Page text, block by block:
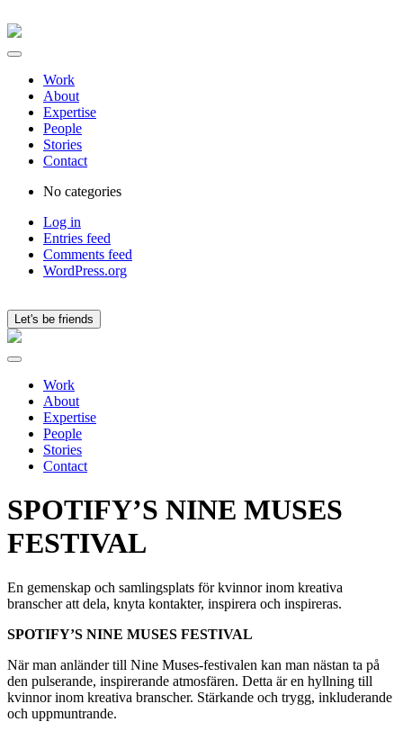
Work
About
Expertise
People
Stories
Contact
No categories
Log in
Entries feed
Comments feed
WordPress.org
Let's be friends
Work
About
Expertise
People
Stories
Contact
SPOTIFY’S NINE MUSES
FESTIVAL
En gemenskap och samlingsplats för kvinnor inom kreativa
branscher att dela, knyta kontakter, inspirera och inspireras.
SPOTIFY’S NINE MUSES FESTIVAL
När man anländer till Nine Muses-festivalen kan man nästan ta på
den pulserande, inspirerande atmosfären. Detta är en hyllning till
kvinnor inom kreativa branscher. Stärkande och trygg, inkluderande
och uppmuntrande.